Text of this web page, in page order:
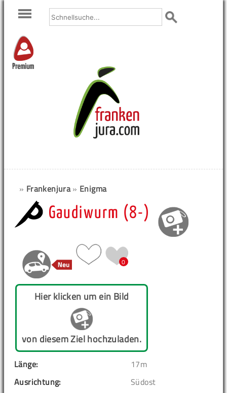
Premium
» Frankenjura» Enigma
Gaudiwurm (8-)
0
Hier klicken um ein Bild
von diesem Ziel hochzuladen.
Länge:
17m
Ausrichtung:
Südost